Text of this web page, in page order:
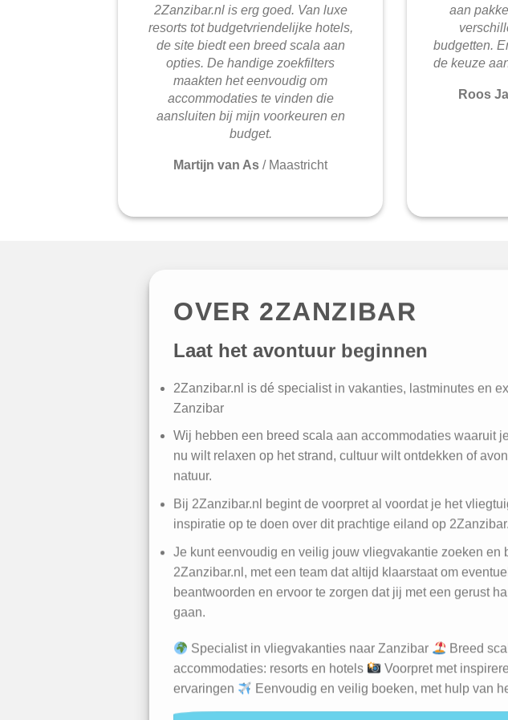
2Zanzibar.nl is erg goed. Van luxe
resorts tot budgetvriendelijke hotels,
de site biedt een breed scala aan
opties. De handige zoekfilters
maakten het eenvoudig om
accommodaties te vinden die
aansluiten bij mijn voorkeuren en
budget.
Martijn van As / Maastricht
aan
budgetten.
de keuze
Roos
OVER 2ZANZIBAR
Laat het avontuur beginnen
2Zanzibar.nl is dé specialist in vakanties, lastminutes en
Zanzibar
Wij hebben een breed scala aan accommodaties waaruit
nu wilt relaxen op het strand, cultuur wilt ontdekken of
natuur.
Bij 2Zanzibar.nl begint de voorpret al voordat je het
inspiratie op te doen over dit prachtige eiland op
Je kunt eenvoudig en veilig jouw vliegvakantie zoeken en
2Zanzibar.nl, met een team dat altijd klaarstaat om
beantwoorden en ervoor te zorgen dat jij met een gerust
gaan.
Specialist in vliegvakanties naar Zanzibar
Breed
accommodaties: resorts en hotels
Voorpret met
ervaringen
Eenvoudig en veilig boeken, met hulp van